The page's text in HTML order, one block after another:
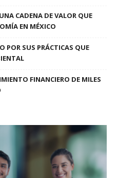
CADENA DE VALOR QUE
EN MÉXICO
POR SUS PRÁCTICAS QUE
FINANCIERO DE MILES